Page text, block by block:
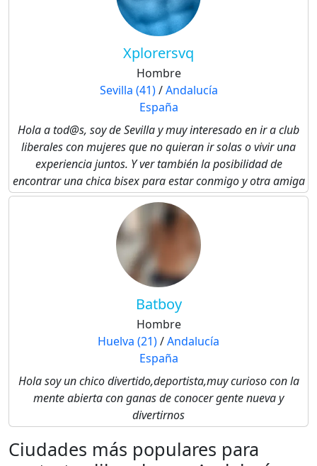
Xplorersvq
Hombre
Sevilla (41)/Andalucía
España
Hola a tod@s, soy de Sevilla y muy interesado en ir a club
liberales con mujeres que no quieran ir solas o vivir una
experiencia juntos. Y ver también la posibilidad de
encontrar una chica bisex para estar conmigo y otra amiga
Batboy
Hombre
Huelva (21)/Andalucía
España
Hola soy un chico divertido,deportista,muy curioso con la
mente abierta con ganas de conocer gente nueva y
divertirnos
Ciudades más populares para